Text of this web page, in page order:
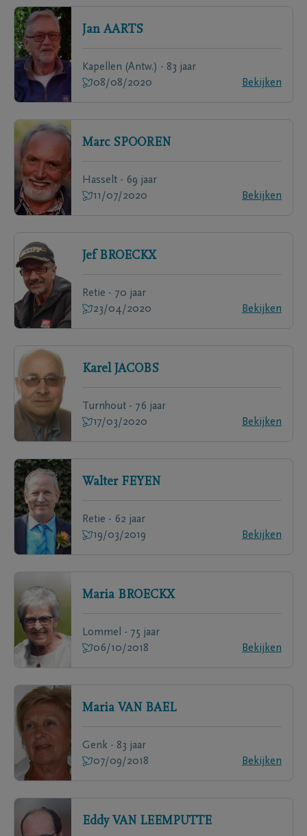
Jan AARTS
Kapellen (Antw.) - 83 jaar
08/08/2020
Bekijken
Marc SPOOREN
Hasselt - 69 jaar
11/07/2020
Bekijken
Jef BROECKX
Retie - 70 jaar
23/04/2020
Bekijken
Karel JACOBS
Turnhout - 76 jaar
17/03/2020
Bekijken
Walter FEYEN
Retie - 62 jaar
19/03/2019
Bekijken
Maria BROECKX
Lommel - 75 jaar
06/10/2018
Bekijken
Maria VAN BAEL
Genk - 83 jaar
07/09/2018
Bekijken
Eddy VAN LEEMPUTTE